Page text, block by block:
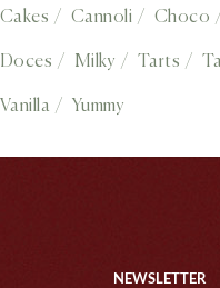
Cakes Cannoli Choco
Doces Milky Tarts
Vanilla Yummy
NEWSLETTER